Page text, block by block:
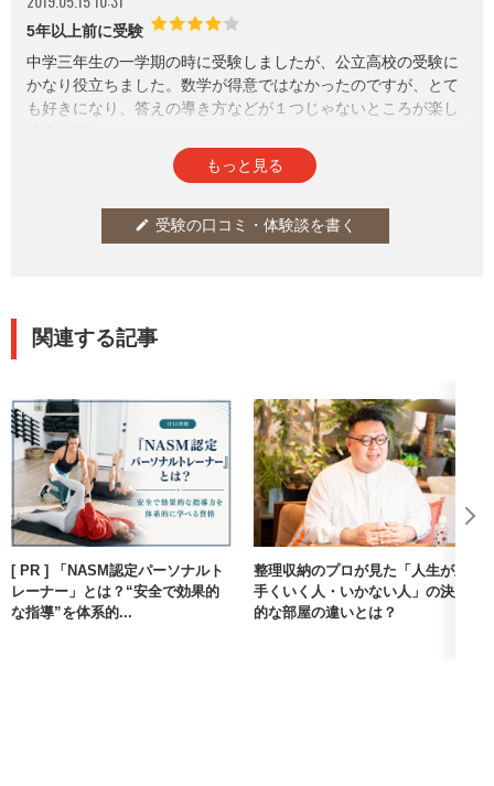
5年以上前に受験
中学三年生の一学期の時に受験しましたが、公立高校の受験に
かなり役立ちました。数学が得意ではなかったのですが、とて
も好きになり、答えの導き方などが１つじゃないところが楽し
もっと見る
edit 受験の口コミ・体験談を書く
関連する記事
[ PR ] 「NASM認定パーソナルト
レーナー」とは？“安全で効果的
な指導”を体系的...
整理収納のプロが見た「人生が上
手くいく人・いかない人」の決定
的な部屋の違いとは？